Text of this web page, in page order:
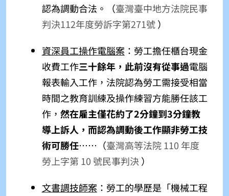
認為調動合法。（臺灣臺中地方法院民事
判決112年度勞訴字第271號）
資深員工操作電腦案：勞工擔任櫃台現金
收費工作三十餘年，此前沒有從事過電腦
報表輸入工作，法院認為勞工需接受相當
時間之教育訓練及操作練習方能勝任該工
作， 然在雇主僅花約了2分鐘到3分鐘教
導上訴人，而認為調動後工作顯非勞工技
術可勝任⋯⋯ （臺灣高等法院 110 年度
勞上字第 10 號民事判決）
文書調技師案：勞工的學歷是「機械工程